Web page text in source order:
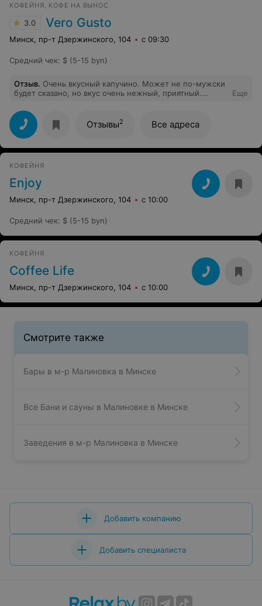
КОФЕЙНЯ, КОФЕ НА ВЫНОС
3.0 Vero Gusto
Минск, пр-т Дзержинского, 104 с 09:30
Средний чек: $ (5-15 byn)
Отзыв. Очень вкусный капучино. Может не по-мужски
будет сказано, но вкус очень нежный, приятный.
всё чётко! Рекомендую!
Еще
Отзывы2 Все адреса
КОФЕЙНЯ
Enjoy
Минск, пр-т Дзержинского, 104 с 10:00
Средний чек: $ (5-15 byn)
КОФЕЙНЯ
Coffee Life
Минск, пр-т Дзержинского, 104 с 10:00
Смотрите также
Бары в м-р Малиновка в Минске
Все Бани и сауны в Малиновке в Минске
Заведения в м-р Малиновка в Минске
Добавить компанию
Добавить специалиста